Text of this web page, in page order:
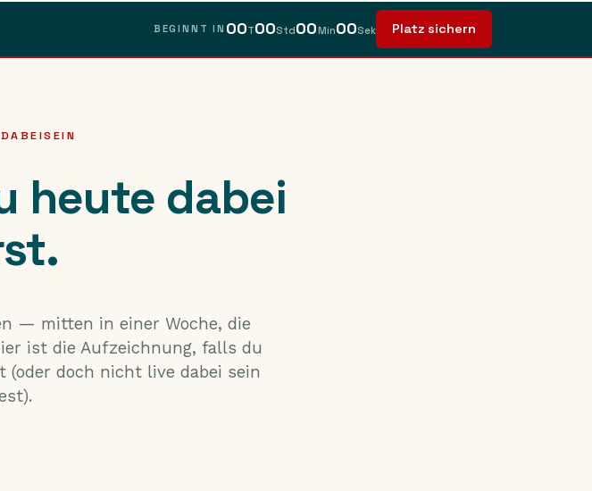
BEGINNT IN 00T00Std00 Min00Sek Platz sichern
heute dabei
— mitten in einer Woche, die
ist die Aufzeichnung, falls du
doch nicht live dabei sein